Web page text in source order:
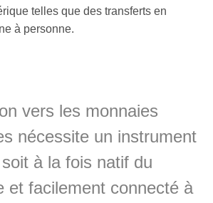
telles que des transferts en
à personne.
vers les monnaies
nécessite un instrument
à la fois natif du
et facilement connecté à